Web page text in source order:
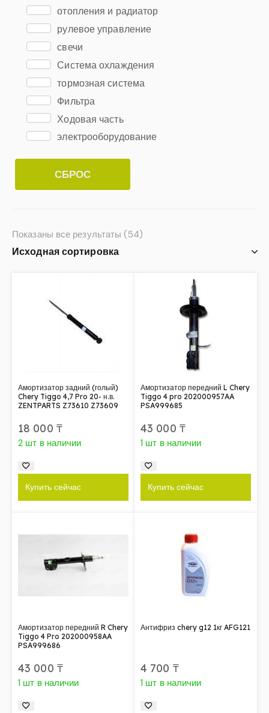
отопления и радиатор
рулевое управление
свечи
Система охлаждения
тормозная система
Фильтра
Ходовая часть
электрооборудование
СБРОС
Показаны все результаты (54)
Амортизатор задний (голый)
Chery Tiggo 4,7 Pro 20- н.в.
ZENTPARTS Z73610 Z73609
18 000 ₸
2 шт в наличии
Купить сейчас
Амортизатор передний L Chery
Tiggo 4 pro 202000957AA
PSA999685
43 000 ₸
1 шт в наличии
Купить сейчас
Амортизатор передний R Chery
Tiggo 4 Pro 202000958AA
PSA999686
43 000 ₸
1 шт в наличии
Антифриз chery g12 1кг AFG121
4 700 ₸
1 шт в наличии